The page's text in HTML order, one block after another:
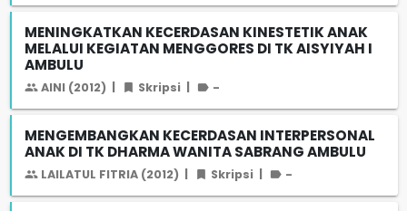
MENINGKATKAN KECERDASAN KINESTETIK ANAK
MELALUI KEGIATAN MENGGORES DI TK AISYIYAH I
AMBULU
AINI (2012) | Skripsi | -
MENGEMBANGKAN KECERDASAN INTERPERSONAL
ANAK DI TK DHARMA WANITA SABRANG AMBULU
LAILATUL FITRIA (2012) | Skripsi | -